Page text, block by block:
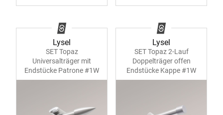
Lysel
SET Topaz
Universalträger mit
Endstücke Patrone #1W
Lysel
SET Topaz 2-Lauf
Doppelträger offen
Endstücke Kappe #1W